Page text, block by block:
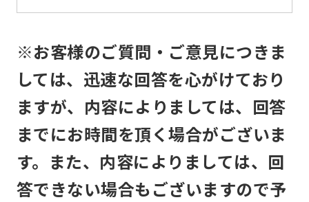
※お客様のご質問・ご意見につきま
しては、迅速な回答を心がけており
ますが、内容によりましては、回答
までにお時間を頂く場合がございま
す。また、内容によりましては、回
答できない場合もございますので予